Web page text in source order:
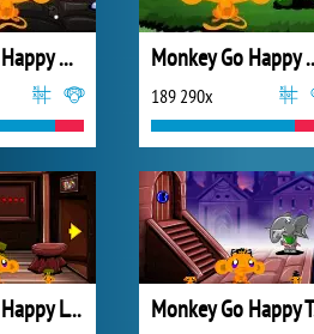
Monkey Go Happy Ninjas 3 Monkey
189 290x
Monkey Go Happy Leprechauns